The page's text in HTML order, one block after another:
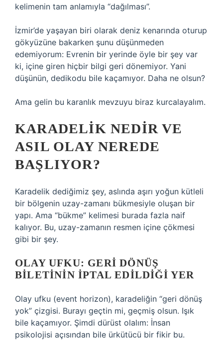
kelimenin tam anlamıyla “dağılması”.
İzmir’de yaşayan biri olarak deniz kenarında oturup
gökyüzüne bakarken şunu düşünmeden
edemiyorum: Evrenin bir yerinde öyle bir şey var
ki, içine giren hiçbir bilgi geri dönemiyor. Yani
düşünün, dedikodu bile kaçamıyor. Daha ne olsun?
Ama gelin bu karanlık mevzuyu biraz kurcalayalım.
KARADELIK NEDIR VE
ASIL OLAY NEREDE
BAŞLIYOR?
Karadelik dediğimiz şey, aslında aşırı yoğun kütleli
bir bölgenin uzay-zamanı bükmesiyle oluşan bir
yapı. Ama “bükme” kelimesi burada fazla naif
kalıyor. Bu, uzay-zamanın resmen içine çökmesi
gibi bir şey.
OLAY UFKU: GERI DÖNÜŞ
BILETININ İPTAL EDILDIĞI YER
Olay ufku (event horizon), karadeliğin “geri dönüş
yok” çizgisi. Burayı geçtin mi, geçmiş olsun. Işık
bile kaçamıyor. Şimdi dürüst olalım: İnsan
psikolojisi açısından bile ürkütücü bir fikir bu.